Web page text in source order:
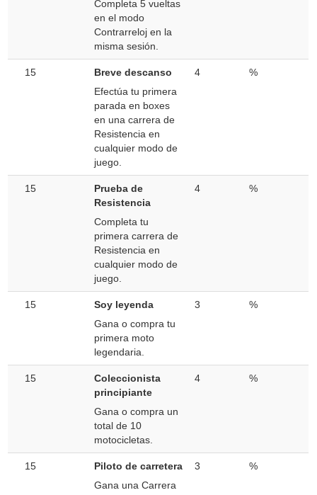
Completa 5 vueltas
en el modo
Contrarreloj en la
misma sesión.
15
Breve descanso
Efectúa tu primera
parada en boxes
en una carrera de
Resistencia en
cualquier modo de
juego.
4 %
15
Prueba de
Resistencia
Completa tu
primera carrera de
Resistencia en
cualquier modo de
juego.
4 %
15
Soy leyenda
Gana o compra tu
primera moto
legendaria.
3 %
15
Coleccionista
principiante
Gana o compra un
total de 10
motocicletas.
4 %
15
Piloto de carretera
Gana una Carrera
3 %